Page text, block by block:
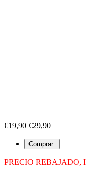
€19,90 €29,90
PRECIO REBAJADO,